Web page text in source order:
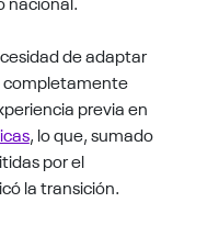
de adaptar
completamente
previa en
, lo que, sumado
por el
la transición.